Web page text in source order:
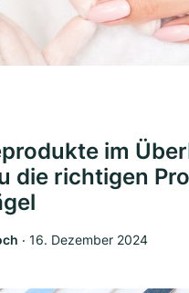
im
die richtigen
‧ 16. Dezember 2024